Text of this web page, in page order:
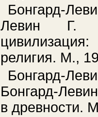
Бонгард-
Левин Г.
религия. М.,
Бонгард-
Бонгард-
в древности.